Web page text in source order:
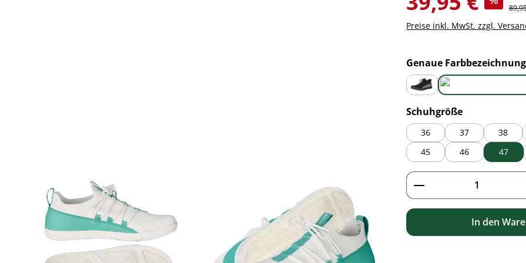
Preise inkl. MwSt. zzgl.
Genaue Farbbezeichnung
black green
Schuhgrößeauswählen
36 37 38
45
46 47
Produkt Anzahl:
In den